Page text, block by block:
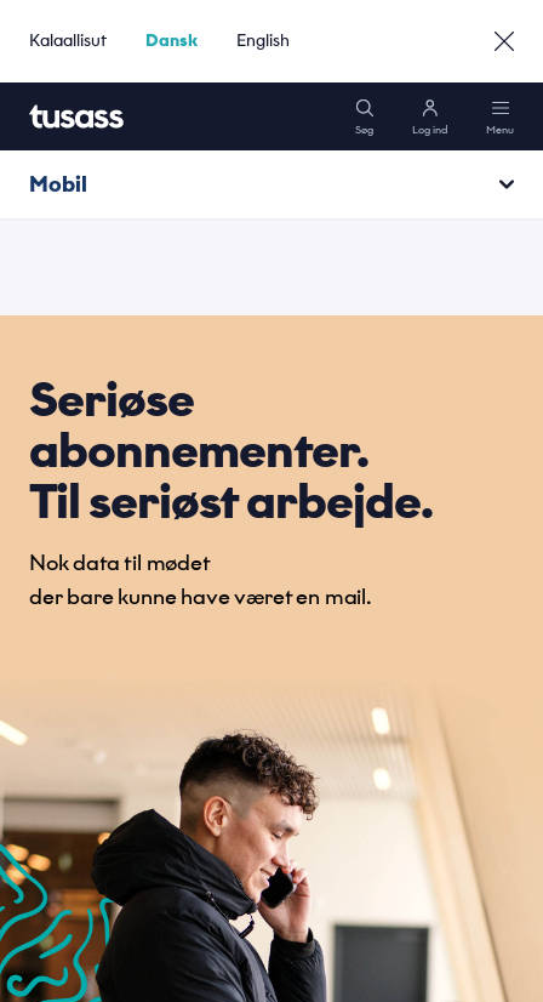
Kalaallisut Dansk English
Søg Log ind Menu
Mobil
Kundeservice
Gå til privat »
Mobil
Tusass i udlandet
eSIM
Seriøse
abonnementer.
Til seriøst arbejde.
Nok data til mødet
der bare kunne have været en mail.